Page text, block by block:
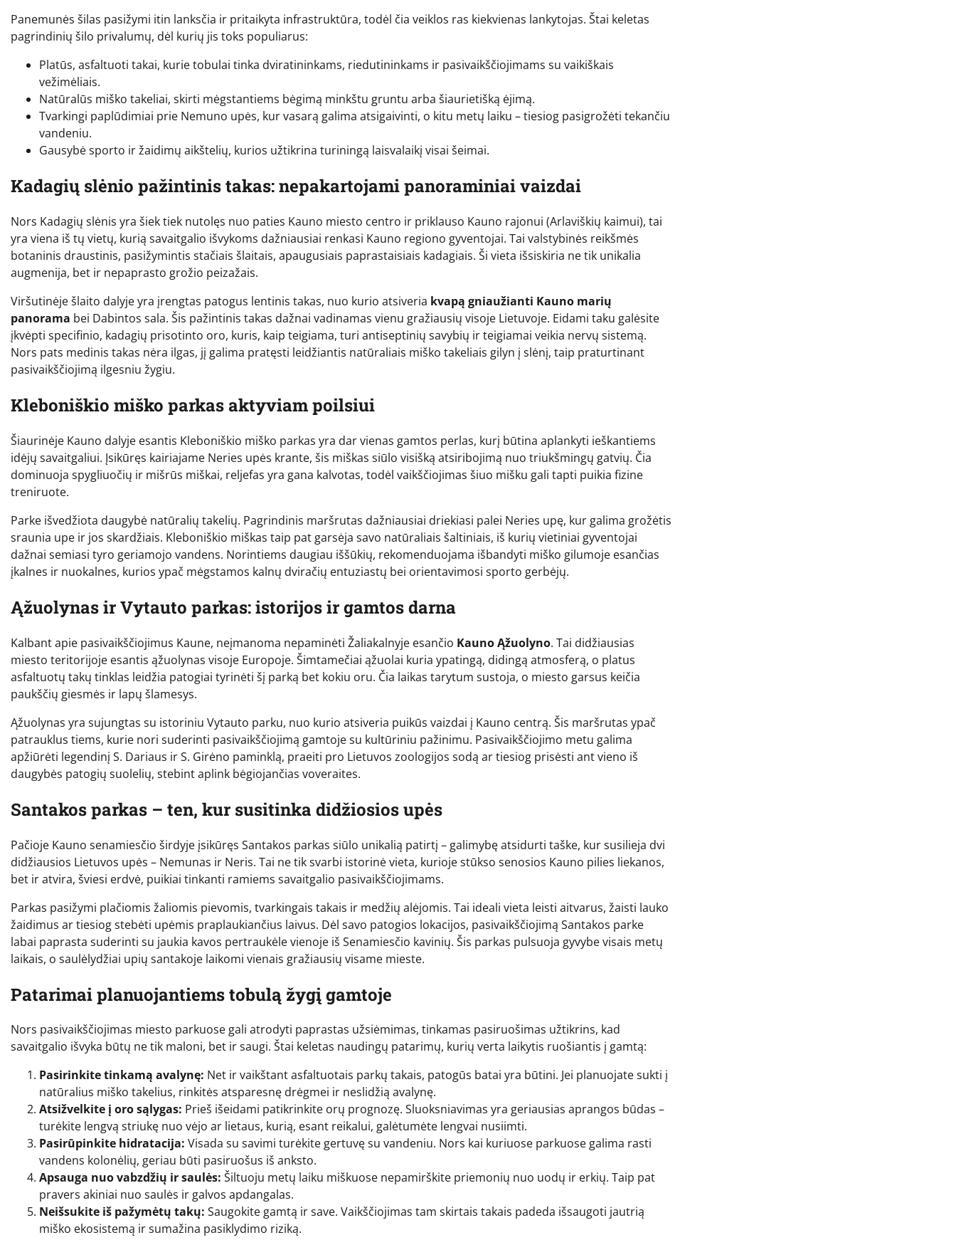
Panemunės šilas pasižymi itin lanksčia ir pritaikyta infrastruktūra, todėl čia veiklos ras kiekvienas lankytojas. Štai keletas
pagrindinių šilo privalumų, dėl kurių jis toks populiarus:
Platūs, asfaltuoti takai, kurie tobulai tinka dviratininkams, riedutininkams ir pasivaikščiojimams su vaikiškais
vežimėliais.
Natūralūs miško takeliai, skirti mėgstantiems bėgimą minkštu gruntu arba šiaurietišką ėjimą.
Tvarkingi paplūdimiai prie Nemuno upės, kur vasarą galima atsigaivinti, o kitu metų laiku – tiesiog pasigrožėti tekančiu
vandeniu.
Gausybė sporto ir žaidimų aikštelių, kurios užtikrina turiningą laisvalaikį visai šeimai.
Kadagių slėnio pažintinis takas: nepakartojami panoraminiai vaizdai
Nors Kadagių slėnis yra šiek tiek nutolęs nuo paties Kauno miesto centro ir priklauso Kauno rajonui (Arlaviškių kaimui), tai
yra viena iš tų vietų, kurią savaitgalio išvykoms dažniausiai renkasi Kauno regiono gyventojai. Tai valstybinės reikšmės
botaninis draustinis, pasižymintis stačiais šlaitais, apaugusiais paprastaisiais kadagiais. Ši vieta išsiskiria ne tik unikalia
augmenija, bet ir nepaprasto grožio peizažais.
Viršutinėje šlaito dalyje yra įrengtas patogus lentinis takas, nuo kurio atsiveria kvapą gniaužianti Kauno marių
panorama bei Dabintos sala. Šis pažintinis takas dažnai vadinamas vienu gražiausių visoje Lietuvoje. Eidami taku galėsite
įkvėpti specifinio, kadagių prisotinto oro, kuris, kaip teigiama, turi antiseptinių savybių ir teigiamai veikia nervų sistemą.
Nors pats medinis takas nėra ilgas, jį galima pratęsti leidžiantis natūraliais miško takeliais gilyn į slėnį, taip praturtinant
pasivaikščiojimą ilgesniu žygiu.
Kleboniškio miško parkas aktyviam poilsiui
Šiaurinėje Kauno dalyje esantis Kleboniškio miško parkas yra dar vienas gamtos perlas, kurį būtina aplankyti ieškantiems
idėjų savaitgaliui. Įsikūręs kairiajame Neries upės krante, šis miškas siūlo visišką atsiribojimą nuo triukšmingų gatvių. Čia
dominuoja spygliuočių ir mišrūs miškai, reljefas yra gana kalvotas, todėl vaikščiojimas šiuo mišku gali tapti puikia fizine
treniruote.
Parke išvedžiota daugybė natūralių takelių. Pagrindinis maršrutas dažniausiai driekiasi palei Neries upę, kur galima grožėtis
sraunia upe ir jos skardžiais. Kleboniškio miškas taip pat garsėja savo natūraliais šaltiniais, iš kurių vietiniai gyventojai
dažnai semiasi tyro geriamojo vandens. Norintiems daugiau iššūkių, rekomenduojama išbandyti miško gilumoje esančias
įkalnes ir nuokalnes, kurios ypač mėgstamos kalnų dviračių entuziastų bei orientavimosi sporto gerbėjų.
Ąžuolynas ir Vytauto parkas: istorijos ir gamtos darna
Kalbant apie pasivaikščiojimus Kaune, neįmanoma nepaminėti Žaliakalnyje esančio Kauno Ąžuolyno. Tai didžiausias
miesto teritorijoje esantis ąžuolynas visoje Europoje. Šimtamečiai ąžuolai kuria ypatingą, didingą atmosferą, o platus
asfaltuotų takų tinklas leidžia patogiai tyrinėti šį parką bet kokiu oru. Čia laikas tarytum sustoja, o miesto garsus keičia
paukščių giesmės ir lapų šlamesys.
Ąžuolynas yra sujungtas su istoriniu Vytauto parku, nuo kurio atsiveria puikūs vaizdai į Kauno centrą. Šis maršrutas ypač
patrauklus tiems, kurie nori suderinti pasivaikščiojimą gamtoje su kultūriniu pažinimu. Pasivaikščiojimo metu galima
apžiūrėti legendinį S. Dariaus ir S. Girėno paminklą, praeiti pro Lietuvos zoologijos sodą ar tiesiog prisėsti ant vieno iš
daugybės patogių suolelių, stebint aplink bėgiojančias voveraites.
Santakos parkas – ten, kur susitinka didžiosios upės
Pačioje Kauno senamiesčio širdyje įsikūręs Santakos parkas siūlo unikalią patirtį – galimybę atsidurti taške, kur susilieja dvi
didžiausios Lietuvos upės – Nemunas ir Neris. Tai ne tik svarbi istorinė vieta, kurioje stūkso senosios Kauno pilies liekanos,
bet ir atvira, šviesi erdvė, puikiai tinkanti ramiems savaitgalio pasivaikščiojimams.
Parkas pasižymi plačiomis žaliomis pievomis, tvarkingais takais ir medžių alėjomis. Tai ideali vieta leisti aitvarus, žaisti lauko
žaidimus ar tiesiog stebėti upėmis praplaukiančius laivus. Dėl savo patogios lokacijos, pasivaikščiojimą Santakos parke
labai paprasta suderinti su jaukia kavos pertraukėle vienoje iš Senamiesčio kavinių. Šis parkas pulsuoja gyvybe visais metų
laikais, o saulėlydžiai upių santakoje laikomi vienais gražiausių visame mieste.
Patarimai planuojantiems tobulą žygį gamtoje
Nors pasivaikščiojimas miesto parkuose gali atrodyti paprastas užsiėmimas, tinkamas pasiruošimas užtikrins, kad
savaitgalio išvyka būtų ne tik maloni, bet ir saugi. Štai keletas naudingų patarimų, kurių verta laikytis ruošiantis į gamtą:
Pasirinkite tinkamą avalynę: Net ir vaikštant asfaltuotais parkų takais, patogūs batai yra būtini. Jei planuojate sukti į
natūralius miško takelius, rinkitės atsparesnę drėgmei ir neslidžią avalynę.
Atsižvelkite į oro sąlygas: Prieš išeidami patikrinkite orų prognozę. Sluoksniavimas yra geriausias aprangos būdas –
turėkite lengvą striukę nuo vėjo ar lietaus, kurią, esant reikalui, galėtumėte lengvai nusiimti.
Pasirūpinkite hidratacija: Visada su savimi turėkite gertuvę su vandeniu. Nors kai kuriuose parkuose galima rasti
vandens kolonėlių, geriau būti pasiruošus iš anksto.
Apsauga nuo vabzdžių ir saulės: Šiltuoju metų laiku miškuose nepamirškite priemonių nuo uodų ir erkių. Taip pat
pravers akiniai nuo saulės ir galvos apdangalas.
Neišsukite iš pažymėtų takų: Saugokite gamtą ir save. Vaikščiojimas tam skirtais takais padeda išsaugoti jautrią
miško ekosistemą ir sumažina pasiklydimo riziką.